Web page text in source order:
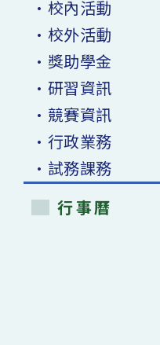
•校內活動
•校外活動
•獎助學金
•研習資訊
•競賽資訊
•行政業務
•試務課務
行事曆